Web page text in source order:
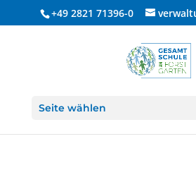
+49 2821 71396-0
Seite wählen